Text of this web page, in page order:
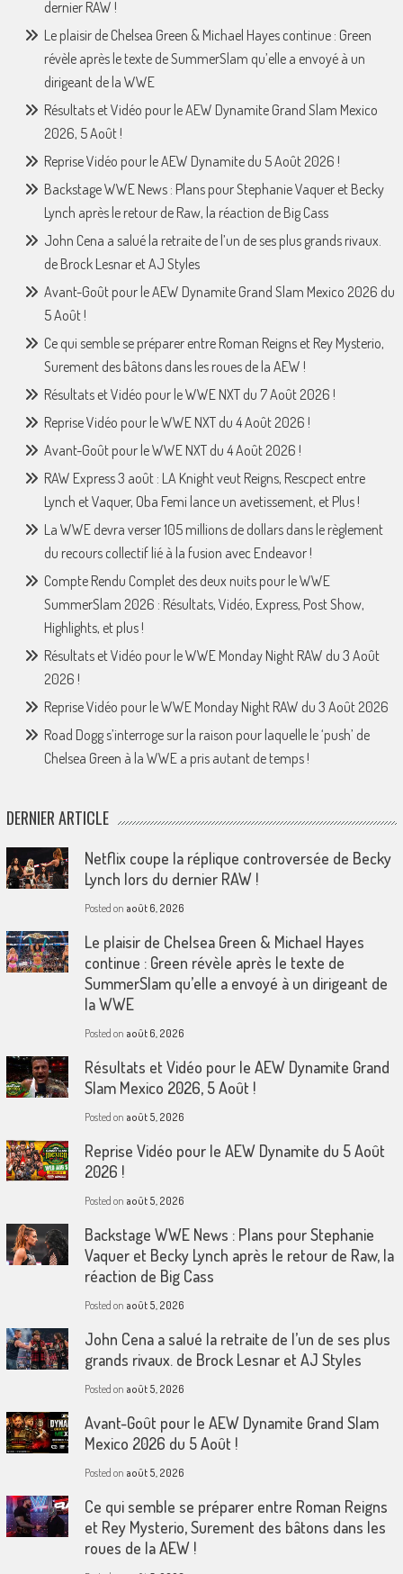
dernier RAW !
Le plaisir de Chelsea Green & Michael Hayes continue : Green
révèle après le texte de SummerSlam qu’elle a envoyé à un
dirigeant de la WWE
Résultats et Vidéo pour le AEW Dynamite Grand Slam Mexico
2026, 5 Août !
Reprise Vidéo pour le AEW Dynamite du 5 Août 2026 !
Backstage WWE News : Plans pour Stephanie Vaquer et Becky
Lynch après le retour de Raw, la réaction de Big Cass
John Cena a salué la retraite de l’un de ses plus grands rivaux.
de Brock Lesnar et AJ Styles
Avant-Goût pour le AEW Dynamite Grand Slam Mexico 2026 du
5 Août !
Ce qui semble se préparer entre Roman Reigns et Rey Mysterio,
Surement des bâtons dans les roues de la AEW !
Résultats et Vidéo pour le WWE NXT du 7 Août 2026 !
Reprise Vidéo pour le WWE NXT du 4 Août 2026 !
Avant-Goût pour le WWE NXT du 4 Août 2026 !
RAW Express 3 août : LA Knight veut Reigns, Rescpect entre
Lynch et Vaquer, Oba Femi lance un avetissement, et Plus !
La WWE devra verser 105 millions de dollars dans le règlement
du recours collectif lié à la fusion avec Endeavor !
Compte Rendu Complet des deux nuits pour le WWE
SummerSlam 2026 : Résultats, Vidéo, Express, Post Show,
Highlights, et plus !
Résultats et Vidéo pour le WWE Monday Night RAW du 3 Août
2026 !
Reprise Vidéo pour le WWE Monday Night RAW du 3 Août 2026
Road Dogg s’interroge sur la raison pour laquelle le ‘push’ de
Chelsea Green à la WWE a pris autant de temps !
DERNIER ARTICLE
Netflix coupe la réplique controversée de Becky
Lynch lors du dernier RAW !
Posted on août 6, 2026
Le plaisir de Chelsea Green & Michael Hayes
continue : Green révèle après le texte de
SummerSlam qu’elle a envoyé à un dirigeant de
la WWE
Posted on août 6, 2026
Résultats et Vidéo pour le AEW Dynamite Grand
Slam Mexico 2026, 5 Août !
Posted on août 5, 2026
Reprise Vidéo pour le AEW Dynamite du 5 Août
2026 !
Posted on août 5, 2026
Backstage WWE News : Plans pour Stephanie
Vaquer et Becky Lynch après le retour de Raw, la
réaction de Big Cass
Posted on août 5, 2026
John Cena a salué la retraite de l’un de ses plus
grands rivaux. de Brock Lesnar et AJ Styles
Posted on août 5, 2026
Avant-Goût pour le AEW Dynamite Grand Slam
Mexico 2026 du 5 Août !
Posted on août 5, 2026
Ce qui semble se préparer entre Roman Reigns
et Rey Mysterio, Surement des bâtons dans les
roues de la AEW !